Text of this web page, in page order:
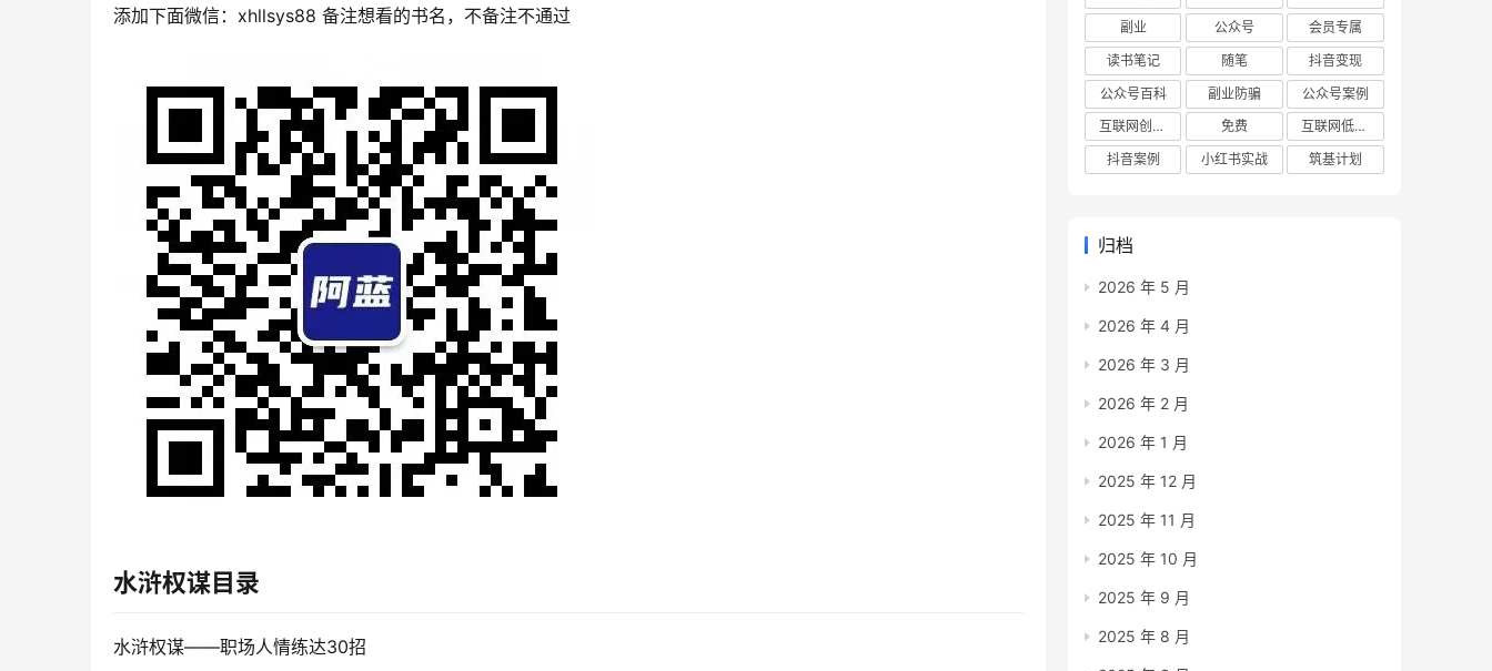
添加下面微信：xhllsys88 备注想看的书名，不备注不通过
水浒权谋 目录
水浒权谋——职场人情练达30招
副业
公众号
会员专属
读书笔记
随笔
抖音变现
公众号百科
副业防骗
公众号案例
互联网创业项目
免费
互联网低成本创业项目
抖音案例
小红书实战 筑基计划
归档
2026 年 5 月
2026 年 4 月
2026 年 3 月
2026 年 2 月
2026 年 1 月
2025 年 12 月
2025 年 11 月
2025 年 10 月
2025 年 9 月
2025 年 8 月